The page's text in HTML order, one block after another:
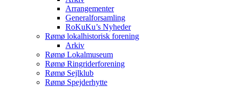
Arrangementer
Generalforsamling
RoKuKu’s Nyheder
Rømø lokalhistorisk forening
Arkiv
Rømø Lokalmuseum
Rømø Ringriderforening
Rømø Sejlklub
Rømø Spejderhytte